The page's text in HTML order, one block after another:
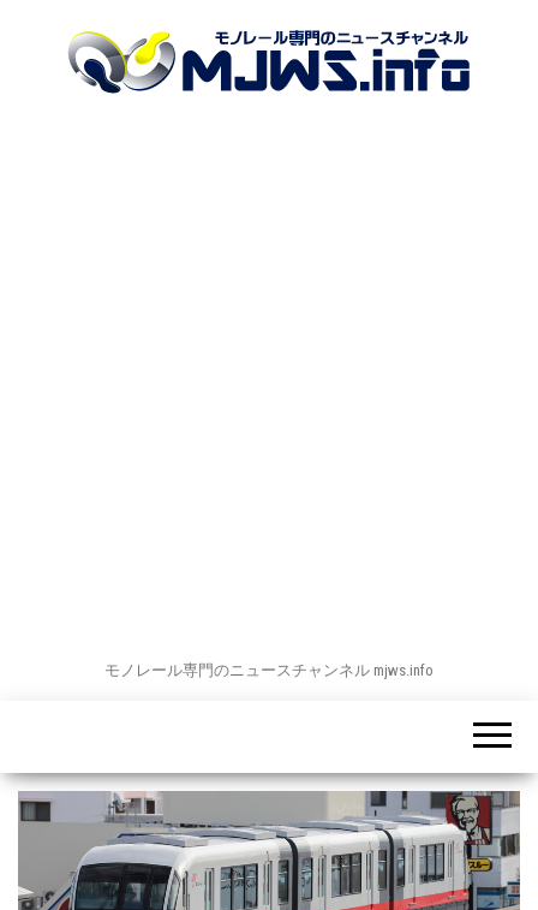
モノレール専門のニュースチャンネル mjws.info